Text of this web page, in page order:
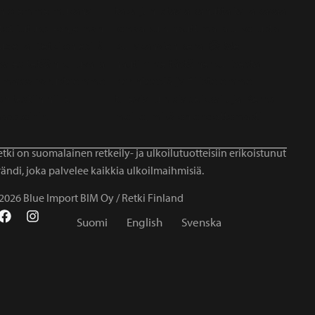
on suomalainen retkeily- ja ulkoilutuotteisiin erikoistunut
joka palvelee kaikkia ulkoilmaihmisiä.
Blue Import BIM Oy / Retki Finland
Suomi English Svenska